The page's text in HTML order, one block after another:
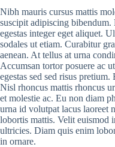
Nibh mauris cursus mattis
suscipit adipiscing bibendum.
egestas integer eget aliquet.
sodales ut etiam. Curabitur
aenean. At tellus at urna
Accumsan tortor posuere ac
egestas sed sed risus
Nisl rhoncus mattis rhoncus
et molestie ac. Eu non diam
urna id volutpat lacus laoreet
lobortis mattis. Velit euismod
ultricies. Diam quis enim
in ornare.